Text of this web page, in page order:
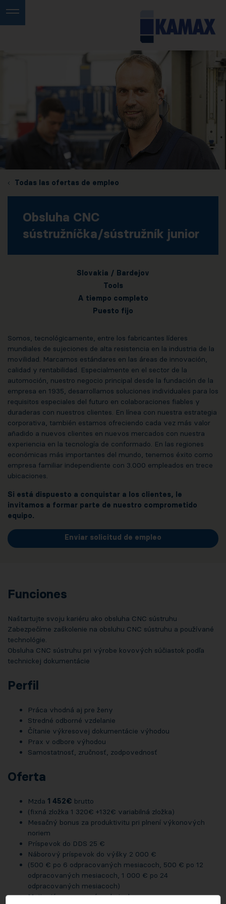
Todas las ofertas de empleo
Obsluha CNC
sústružníčka/sústružník junior
Slovakia / Bardejov
Tools
A tiempo completo
Puesto fijo
Somos, tecnológicamente, entre los fabricantes líderes
mundiales de sujeciones de alta resistencia en la industria de la
movilidad. Marcamos estándares en las áreas de innovación,
calidad y rentabilidad. Especialmente en el sector de la
automoción, nuestro negocio principal desde la fundación de la
empresa en 1935, desarrollamos soluciones individuales para los
requisitos especiales del futuro en colaboraciones fiables y
duraderas con nuestros clientes. En línea con nuestra estrategia
corporativa, también estamos ofreciendo cada vez más valor
añadido a nuevos clientes en nuevos mercados con nuestra
experiencia en la tecnología de conformado. En las regiones
económicas más importantes del mundo, tenemos éxito como
empresa familiar independiente con 3.000 empleados en trece
ubicaciones.
Si está dispuesto a conquistar a los clientes, le
invitamos a formar parte de nuestro comprometido
equipo.
Enviar solicitud de empleo
Funciones
Naštartujte svoju kariéru ako obsluha CNC sústruhu
Zabezpečíme zaškolenie na obsluhu CNC sústruhu a používané
technológie.
Obsluha CNC sústruhu pri výrobe kovových súčiastok podľa
technickej dokumentácie
Perfil
Práca vhodná aj pre ženy
Stredné odborné vzdelanie
Čítanie výkresovej dokumentácie výhodou
Prax v odbore výhodou
Samostatnosť, zručnosť, zodpovednosť
Oferta
Mzda 1 452€ brutto
(fixná zložka 1 320€ +132€ variabilná zložka)
Mesačný bonus za produktivitu pri plnení výkonových
noriem
Príspevok do DDS 25 €
Náborový príspevok do výšky 2 000 €
(500 € po 6 odpracovaných mesiacoch, 500 € po 12
odpracovaných mesiacoch, 1 000 € po 24
odpracovaných mesiacoch)
Motivujúce pracovné podmienky